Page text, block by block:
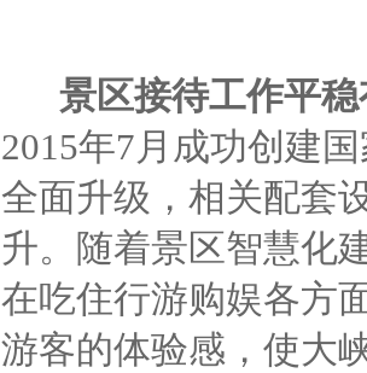
景区接待工作平
2015年7月成功创建
全面升级，相关配套
升。随着景区智慧化
在吃住行游购娱各方
游客的体验感，使大